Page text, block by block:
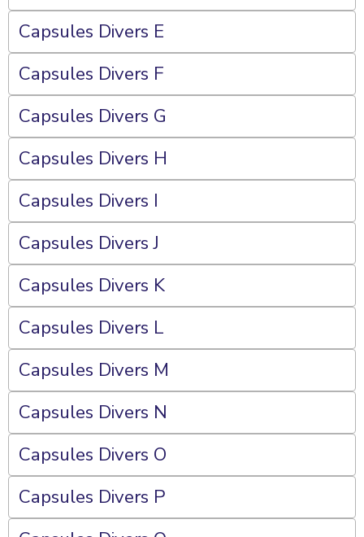
Capsules Divers E
Capsules Divers F
Capsules Divers G
Capsules Divers H
Capsules Divers I
Capsules Divers J
Capsules Divers K
Capsules Divers L
Capsules Divers M
Capsules Divers N
Capsules Divers O
Capsules Divers P